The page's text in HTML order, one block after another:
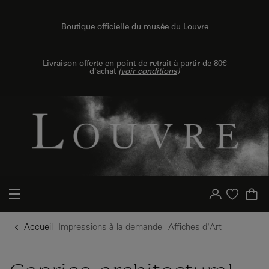
Boutique officielle du musée du Louvre
Livraison offerte en point de retrait à partir de 80€
d'achat (voir conditions)
Votre compte
Liste d'achat
Accueil Impressions à la demande Affiches d'Art
{{ new Intl.NumberFormat('fr').format(dimensions.legend.h) }} {{ dimensions.legend.unit }}